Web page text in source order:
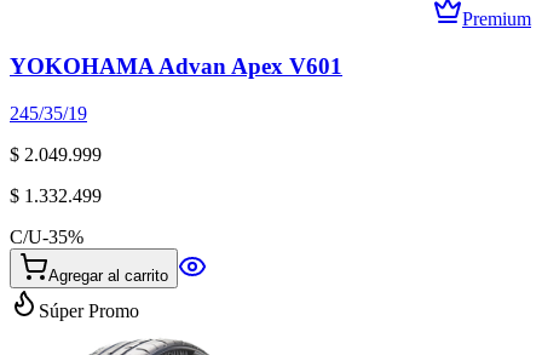
Premium
YOKOHAMA Advan Apex V601
245/35/19
$ 2.049.999
$ 1.332.499
C/U-35%
Agregar al carrito
Súper Promo